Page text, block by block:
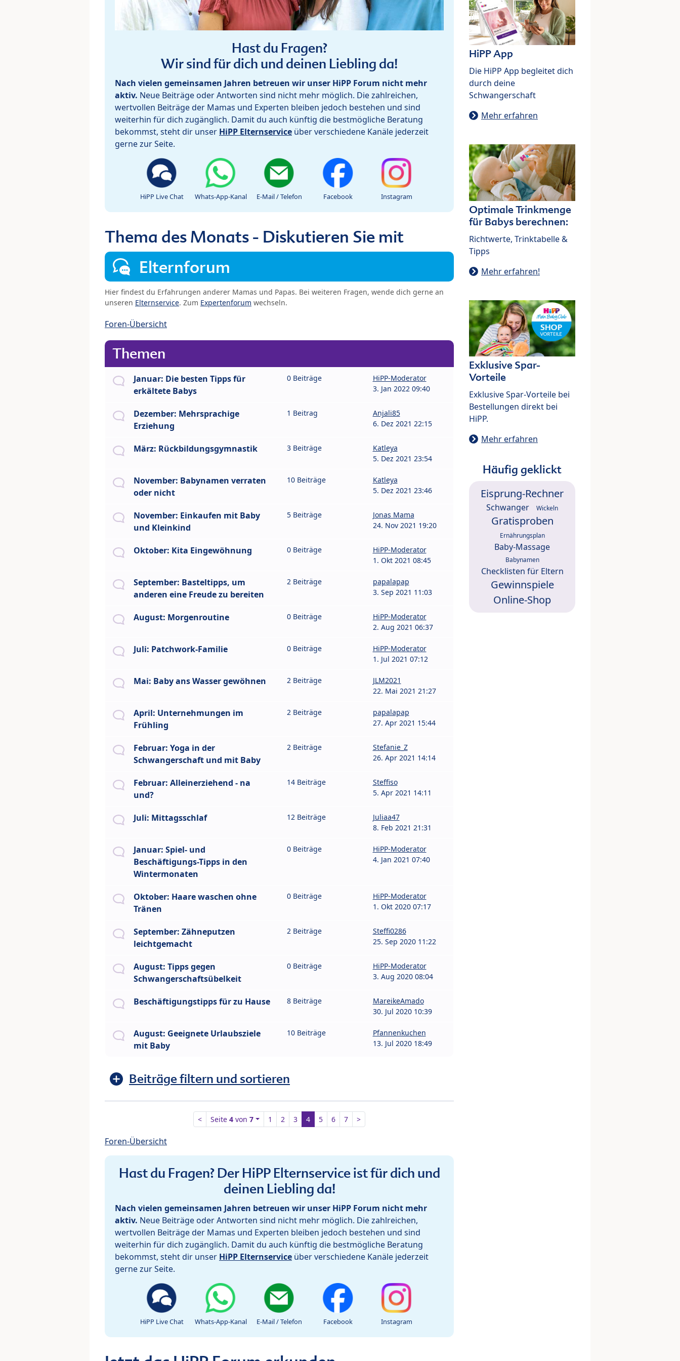
Hast du Fragen?
Wir sind für dich und deinen Liebling da!
Nach vielen gemeinsamen Jahren betreuen wir unser HiPP Forum nicht mehr
aktiv. Neue Beiträge oder Antworten sind nicht mehr möglich. Die zahlreichen,
wertvollen Beiträge der Mamas und Experten bleiben jedoch bestehen und sind
weiterhin für dich zugänglich. Damit du auch künftig die bestmögliche Beratung
bekommst, steht dir unser HiPP Elternservice über verschiedene Kanäle jederzeit
gerne zur Seite.
HiPP Live Chat Whats-App-Kanal E-Mail / Telefon Facebook Instagram
Thema des Monats - Diskutieren Sie mit
Elternforum
Hier findest du Erfahrungen anderer Mamas und Papas. Bei weiteren Fragen, wende dich gerne an
unseren Elternservice. Zum Expertenforum wechseln.
Foren-Übersicht
Themen
Januar: Die besten Tipps für
erkältete Babys
0 Beiträge
HiPP-Moderator
3. Jan 2022 09:40
Dezember: Mehrsprachige
Erziehung
1 Beitrag
Anjali85
6. Dez 2021 22:15
März: Rückbildungsgymnastik 3 Beiträge
Katleya
5. Dez 2021 23:54
November: Babynamen verraten
oder nicht
10 Beiträge
Katleya
5. Dez 2021 23:46
November: Einkaufen mit Baby
und Kleinkind
5 Beiträge
Jonas Mama
24. Nov 2021 19:20
Oktober: Kita Eingewöhnung 0 Beiträge
HiPP-Moderator
1. Okt 2021 08:45
September: Basteltipps, um
anderen eine Freude zu bereiten
2 Beiträge
papalapap
3. Sep 2021 11:03
August: Morgenroutine 0 Beiträge
HiPP-Moderator
2. Aug 2021 06:37
Juli: Patchwork-Familie 0 Beiträge
HiPP-Moderator
1. Jul 2021 07:12
Mai: Baby ans Wasser gewöhnen 2 Beiträge
JLM2021
22. Mai 2021 21:27
April: Unternehmungen im
Frühling
2 Beiträge
papalapap
27. Apr 2021 15:44
Februar: Yoga in der
Schwangerschaft und mit Baby
2 Beiträge
Stefanie_Z
26. Apr 2021 14:14
Februar: Alleinerziehend - na
und?
14 Beiträge
Steffiso
5. Apr 2021 14:11
Juli: Mittagsschlaf 12 Beiträge
Juliaa47
8. Feb 2021 21:31
Januar: Spiel- und
Beschäftigungs-Tipps in den
Wintermonaten
0 Beiträge
HiPP-Moderator
4. Jan 2021 07:40
Oktober: Haare waschen ohne
Tränen
0 Beiträge
HiPP-Moderator
1. Okt 2020 07:17
September: Zähneputzen
leichtgemacht
2 Beiträge
Steffi0286
25. Sep 2020 11:22
August: Tipps gegen
Schwangerschaftsübelkeit
0 Beiträge
HiPP-Moderator
3. Aug 2020 08:04
Beschäftigungstipps für zu Hause 8 Beiträge
MareikeAmado
30. Jul 2020 10:39
August: Geeignete Urlaubsziele
mit Baby
10 Beiträge
Pfannenkuchen
13. Jul 2020 18:49
Beiträge filtern und sortieren
< Seite4 von7 1 2 3 4 5 6 7 >
Foren-Übersicht
Hast du Fragen? Der HiPP Elternservice ist für dich und
deinen Liebling da!
Nach vielen gemeinsamen Jahren betreuen wir unser HiPP Forum nicht mehr
aktiv. Neue Beiträge oder Antworten sind nicht mehr möglich. Die zahlreichen,
wertvollen Beiträge der Mamas und Experten bleiben jedoch bestehen und sind
weiterhin für dich zugänglich. Damit du auch künftig die bestmögliche Beratung
bekommst, steht dir unser HiPP Elternservice über verschiedene Kanäle jederzeit
gerne zur Seite.
HiPP Live Chat Whats-App-Kanal E-Mail / Telefon Facebook Instagram
HiPP App
Die HiPP App begleitet dich
durch deine
Schwangerschaft
Mehr erfahren
Optimale Trinkmenge
für Babys berechnen:
Richtwerte, Trinktabelle &
Tipps
Mehr erfahren!
Exklusive Spar-
Vorteile
Exklusive Spar-Vorteile bei
Bestellungen direkt bei
HiPP.
Mehr erfahren
Häufig geklickt
Eisprung-Rechner
Schwanger Wickeln
Gratisproben
Ernährungsplan
Baby-Massage
Babynamen
Checklisten für Eltern
Gewinnspiele
Online-Shop